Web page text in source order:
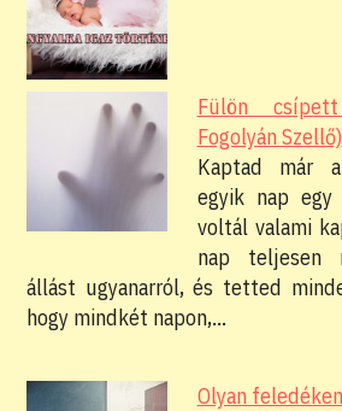
Fülön
Fogolyán Szellő)
Kaptad már
egyik nap egy
voltál valami
nap teljesen
állást ugyanarról, és tetted
hogy mindkét napon,…
Olyan